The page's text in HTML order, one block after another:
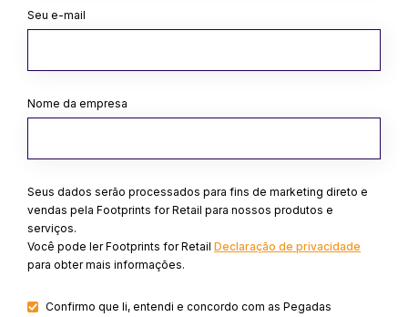
Seu e-mail
Nome da empresa
Seus dados serão processados para fins de marketing direto e
vendas pela Footprints for Retail para nossos produtos e
serviços.
Você pode ler Footprints for Retail Declaração de privacidade
para obter mais informações.
Confirmo que li, entendi e concordo com as Pegadas